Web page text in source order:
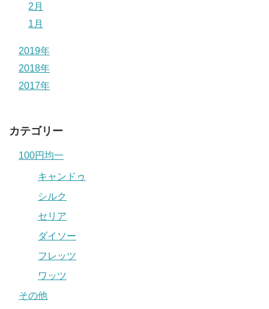
2月
1月
2019年
2018年
2017年
カテゴリー
100円均一
キャンドゥ
シルク
セリア
ダイソー
フレッツ
ワッツ
その他